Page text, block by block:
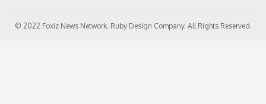
© 2022 Foxiz News Network. Ruby Design Company. All Rights Reserved.